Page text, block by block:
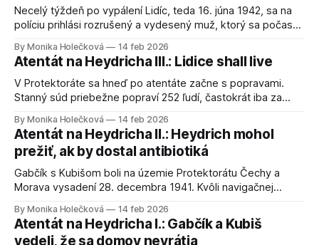
Necelý týždeň po vypálení Lidíc, teda 16. júna 1942, sa na
políciu prihlási rozrušený a vydesený muž, ktorý sa počas
po dlhšom rozhovore sa vyšetrovateľom priznáva, že je
parašutista a prišiel sa prihlásiť, aby ochránil svojich
príbuzných pred popravou a prenasledovaním. Meno
By Monika Holečková 14 feb 2026
Atentát na Heydricha III.: Lidice shall live
V Protektoráte sa hneď po atentáte začne s popravami.
Stanný súd priebežne popraví 252 ľudí, častokrát iba za
jednoducho preto, lebo sa na podobných poznámkach ľudia
smiali. Netreba sa teda čudovať tomu, že česká vláda na
Staroměstskom náměstí 2. júna 1942
By Monika Holečková 14 feb 2026
Atentát na Heydricha II.: Heydrich mohol
prežiť, ak by dostal antibiotiká
Gabčík s Kubišom boli na územie Protektorátu Čechy a
Morava vysadení 28. decembra 1941. Kvôli navigačnej
vzdialenej od obce Ejpovice – pôvodného cieľa zoskoku.
Mimochodom, na počesť náročných presunov na miesto
By Monika Holečková 14 feb 2026
Atentát na Heydricha I.: Gabčík a Kubiš
vedeli, že sa domov nevrátia